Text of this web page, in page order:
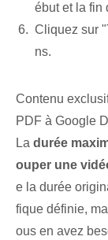
ébut et la fin
Cliquez sur
ns.
Contenu
PDF à Google
La durée
ouper une
e la durée
fique définie,
ous en avez